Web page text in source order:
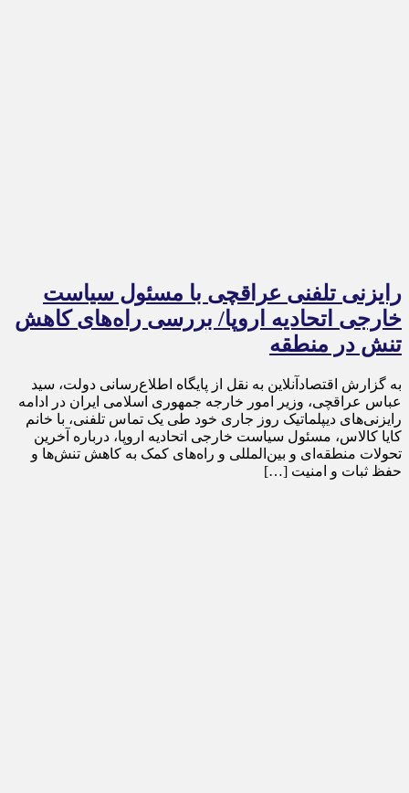
رایزنی تلفنی عراقچی با مسئول سیاست
خارجی اتحادیه اروپا/ بررسی راه‌های کاهش
تنش در منطقه
به گزارش اقتصادآنلاین به نقل از پایگاه اطلاع‌رسانی دولت، سید
عباس عراقچی، وزیر امور خارجه جمهوری اسلامی ایران در ادامه
رایزنی‌های دیپلماتیک روز جاری خود طی یک تماس تلفنی، با خانم
کایا کالاس، مسئول سیاست خارجی اتحادیه اروپا، درباره آخرین
تحولات منطقه‌ای و بین‌المللی و راه‌های کمک به کاهش تنش‌ها و
حفظ ثبات و امنیت […]